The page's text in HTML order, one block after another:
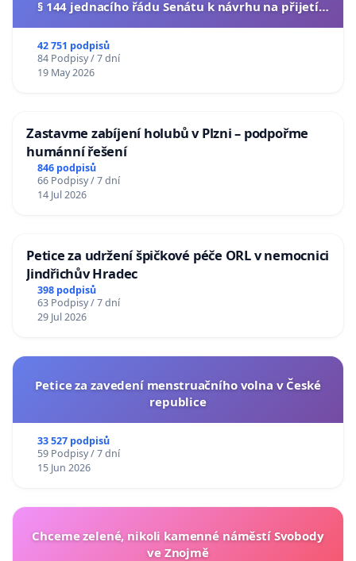
§ 144 jednacího řádu Senátu k návrhu na přijetí
42 751 podpisů
84 Podpisy / 7 dní
19 May 2026
Zastavme zabíjení holubů v Plzni – podpořme
humánní řešení
846 podpisů
66 Podpisy / 7 dní
14 Jul 2026
Petice za udržení špičkové péče ORL v nemocnici
Jindřichův Hradec
398 podpisů
63 Podpisy / 7 dní
29 Jul 2026
Petice za zavedení menstruačního volna v České
republice
33 527 podpisů
59 Podpisy / 7 dní
15 Jun 2026
Chceme zelené, nikoli kamenné náměstí Svobody
ve Znojmě